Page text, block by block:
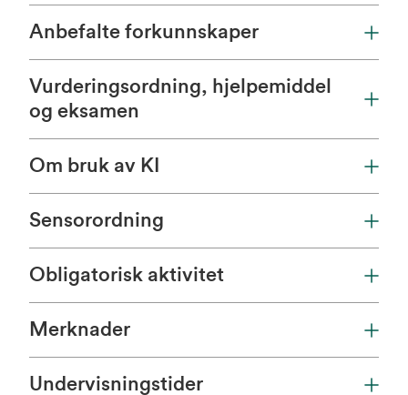
Anbefalte forkunnskaper
Vurderingsordning, hjelpemiddel
og eksamen
Om bruk av KI
Sensorordning
Obligatorisk aktivitet
Merknader
Undervisningstider